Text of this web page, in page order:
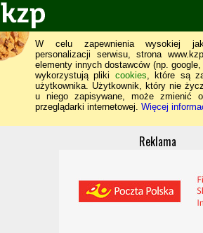
W celu zapewnienia wysokiej
personalizacji serwisu, strona
elementy innych dostawców (np.
wykorzystują pliki cookies, które są
użytkownika. Użytkownik, który nie
u niego zapisywane, może zmienić
przeglądarki internetowej. Więcej
Reklama